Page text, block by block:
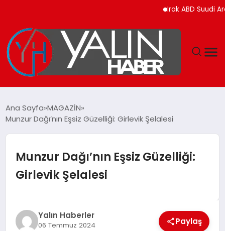
Irak ABD Suudi
DÜNYA
EKONOMİ
Ana Sayfa MAGAZİN
Munzur Dağı’nın Eşsiz Güzelliği: Girlevik Şelalesi
Munzur Dağı’nın Eşsiz Güzelliği:
Girlevik Şelalesi
Yalın Haberler
06 Temmuz 2024 Paylaş